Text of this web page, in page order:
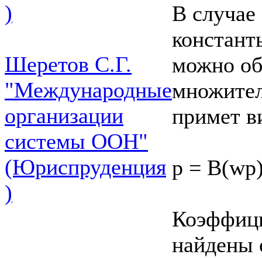
)
Шеретов С.Г.
"Международные
организации
системы ООН"
(Юриспруденция
)
В
можно
примет
р =